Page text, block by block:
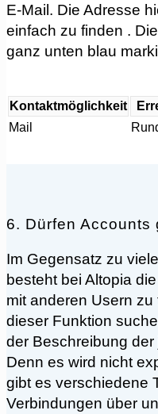
E-Mail. Die Adresse
einfach zu finden .
ganz unten blau
Kontaktmöglichkeit
Mail
6. Dürfen Accounts
Im Gegensatz zu vielen Konkurrenz Anbietern,
besteht bei Altopia
mit anderen Usern
dieser Funktion
der Beschreibung der
Denn es wird nicht
gibt es verschiedene
Verbindungen über